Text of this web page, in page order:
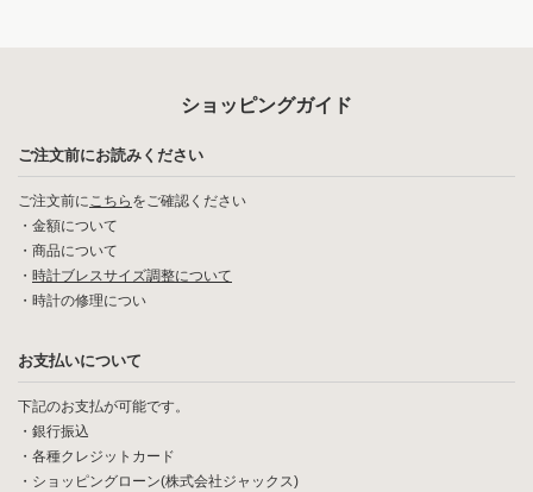
ショッピングガイド
ご注文前にお読みください
ご注文前にこちら をご確認ください
・ 金額について
・ 商品について
・ 時計ブレスサイズ調整について
・ 時計の修理につい
お支払いについて
下記のお支払が可能です。
・銀行振込
・各種クレジットカード
・ショッピングローン(株式会社ジャックス)